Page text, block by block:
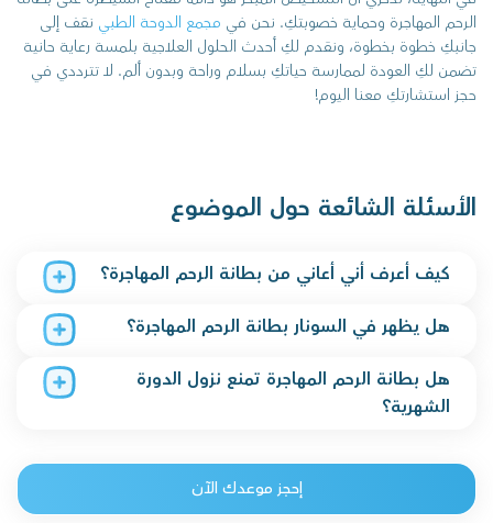
الرحم المهاجرة وحماية خصوبتكِ. نحن في مجمع الدوحة الطبي نقف إلى
جانبكِ خطوة بخطوة، ونقدم لكِ أحدث الحلول العلاجية بلمسة رعاية حانية
تضمن لكِ العودة لممارسة حياتكِ بسلام وراحة وبدون ألم. لا تترددي في
حجز استشارتكِ معنا اليوم!
الأسئلة الشائعة حول الموضوع
كيف أعرف أني أعاني من بطانة الرحم المهاجرة؟
هل يظهر في السونار بطانة الرحم المهاجرة؟
هل بطانة الرحم المهاجرة تمنع نزول الدورة
الشهرية؟
إحجز موعدك الآن